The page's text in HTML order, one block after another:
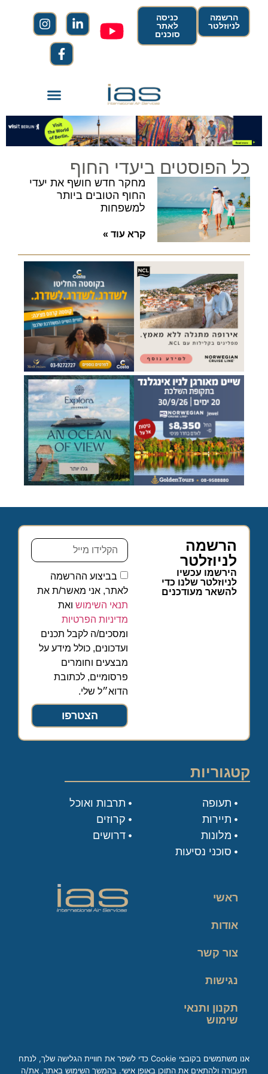
הרשמה
לניוזלטר
כניסה
לאתר
סוכנים
כל הפוסטים ביעדי החוף
מחקר חדש חושף את יעדי
החוף הטובים ביותר
למשפחות
קרא עוד »
הרשמה
לניוזלטר
הירשמו עכשיו
לניוזלטר שלנו כדי
להשאר מעודכנים
בביצוע ההרשמה
לאתר, אני מאשר/ת את
תנאי השימוש ואת
מדיניות הפרטיות
ומסכים/ה לקבל תכנים
ועדכונים, כולל מידע על
מבצעים וחומרים
פרסומיים, לכתובת
הדוא״ל שלי.
הצטרפו
קטגוריות
תעופה
תיירות
מלונות
סוכני נסיעות
תרבות ואוכל
קרוזים
דרושים
ראשי
אודות
צור קשר
נגישות
תקנון ותנאי
שימוש
אנו משתמשים בקובצי Cookie כדי לשפר את חוויית הגלישה שלך, לנתח
תעבורה ולהתאים את התוכן באופן אישי. בהמשך השימוש באתר, את/ה